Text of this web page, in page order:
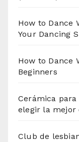
How to Dance
Your Dancing
How to Dance
Beginners
Cerámica
elegir la mejor
Club de